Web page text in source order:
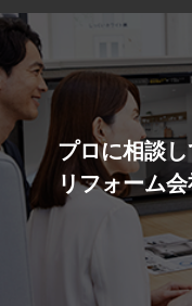
プロに相談し
リフォーム